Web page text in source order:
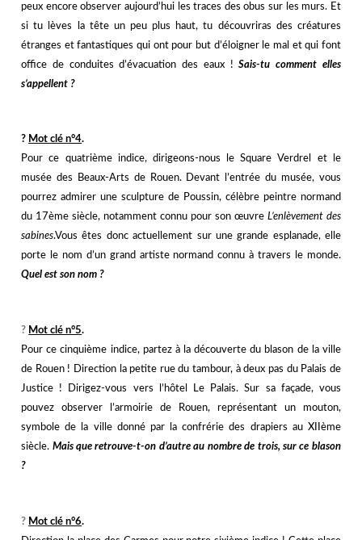
peux encore observer aujourd’hui les traces des obus sur les murs. Et
si tu lèves la tête un peu plus haut, tu découvriras des créatures
étranges et fantastiques qui ont pour but d’éloigner le mal et qui font
office de conduites d’évacuation des eaux ! Sais-tu comment elles
s’appellent ?
?️ Mot clé n°4.
Pour ce quatrième indice, dirigeons-nous le Square Verdrel et le
musée des Beaux-Arts de Rouen. Devant l’entrée du musée, vous
pourrez admirer une sculpture de Poussin, célèbre peintre normand
du 17ème siècle, notamment connu pour son œuvre L’enlèvement des
sabines.Vous êtes donc actuellement sur une grande esplanade, elle
porte le nom d’un grand artiste normand connu à travers le monde.
Quel est son nom ?
?️ Mot clé n°5.
Pour ce cinquième indice, partez à la découverte du blason de la ville
de Rouen ! Direction la petite rue du tambour, à deux pas du Palais de
Justice ! Dirigez-vous vers l’hôtel Le Palais. Sur sa façade, vous
pouvez observer l’armoirie de Rouen, représentant un mouton,
symbole de la ville donné par la confrérie des drapiers au XIIème
siècle. Mais que retrouve-t-on d’autre au nombre de trois, sur ce blason
?
?️ Mot clé n°6.